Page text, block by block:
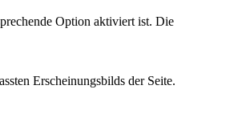
Option aktiviert ist. Die
Erscheinungsbilds der Seite.